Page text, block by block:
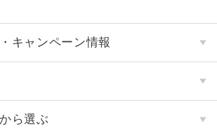
キャンペーン情報
ら選ぶ